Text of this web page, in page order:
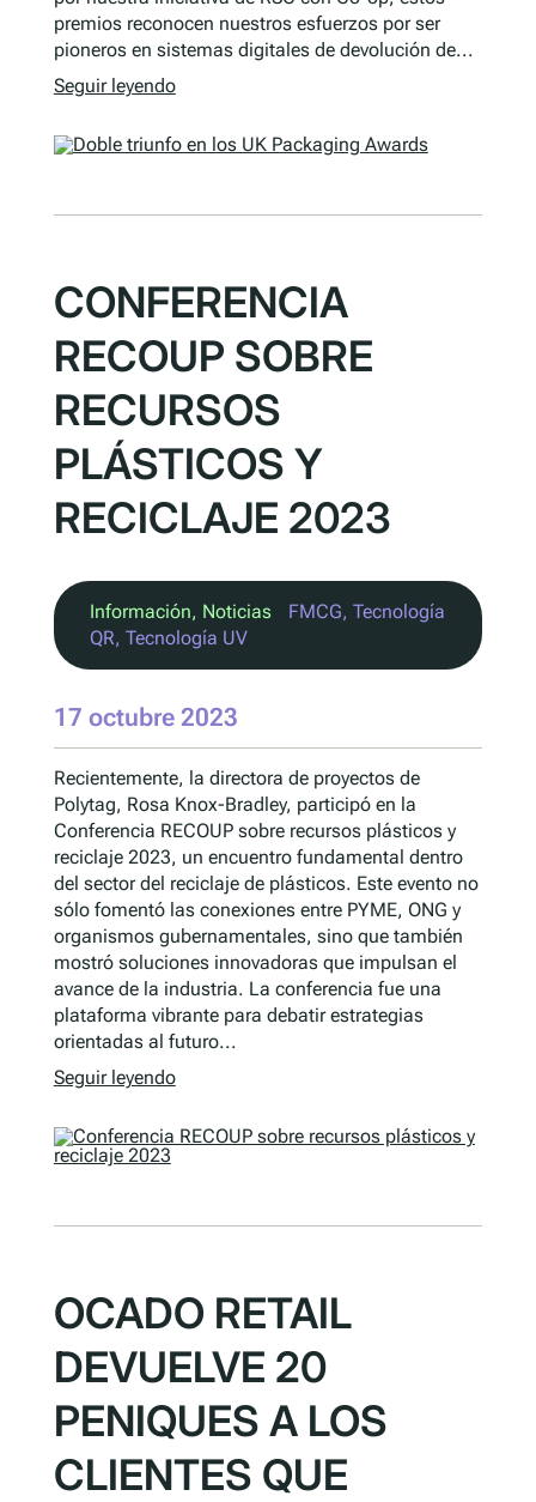
premios reconocen nuestros esfuerzos por ser
pioneros en sistemas digitales de devolución de...
Seguir leyendo
CONFERENCIA
RECOUP SOBRE
RECURSOS
PLÁSTICOS Y
RECICLAJE 2023
Información, Noticias FMCG, Tecnología
QR, Tecnología UV
17 octubre 2023
Recientemente, la directora de proyectos de
Polytag, Rosa Knox-Bradley, participó en la
Conferencia RECOUP sobre recursos plásticos y
reciclaje 2023, un encuentro fundamental dentro
del sector del reciclaje de plásticos. Este evento no
sólo fomentó las conexiones entre PYME, ONG y
organismos gubernamentales, sino que también
mostró soluciones innovadoras que impulsan el
avance de la industria. La conferencia fue una
plataforma vibrante para debatir estrategias
orientadas al futuro...
Seguir leyendo
OCADO RETAIL
DEVUELVE 20
PENIQUES A LOS
CLIENTES QUE